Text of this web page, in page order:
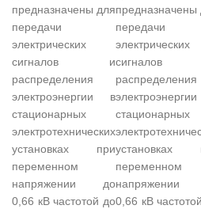
предназначены для
передачи
электрических
сигналов и
распределения
электроэнергии в
стационарных
электротехнических
установках при
переменном
напряжении до
0,66 кВ частотой до
предназначены
передачи
электрических
распределения
стационарных
установках
переменном
напряжении
0,66 кВ